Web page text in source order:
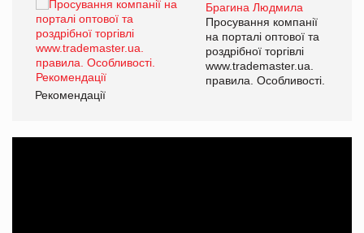
Брагина Людмила
Просування компанії
на порталі оптової та
роздрібної торгівлі
www.trademaster.ua.
правила. Особливості.
Рекомендації